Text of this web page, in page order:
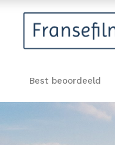
Best beoordeeld